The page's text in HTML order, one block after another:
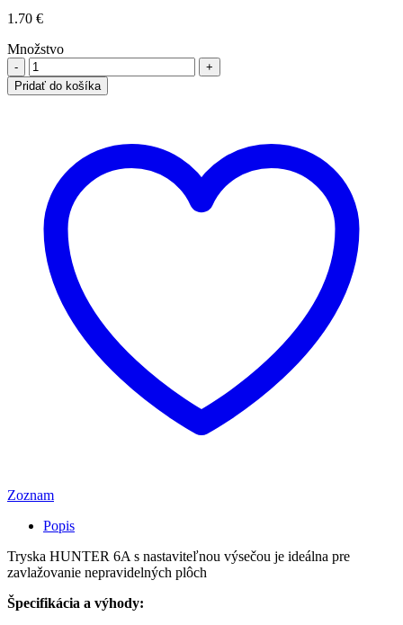
1.70 €
Množstvo
množstvo
Tryska
HUNTER
Pridať do košíka
Zoznam
Popis
Tryska HUNTER 6A s nastaviteľnou výsečou je ideálna pre
zavlažovanie nepravidelných plôch
Špecifikácia a výhody: